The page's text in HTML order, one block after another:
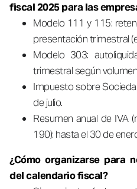
fiscal 2025 para las
Modelo 111 y 115:
presentación trimestral
Modelo 303:
trimestral según
Impuesto sobre
de julio.
Resumen anual de IVA
190): hasta el 30 de
¿Cómo organizarse para
del calendario fiscal?